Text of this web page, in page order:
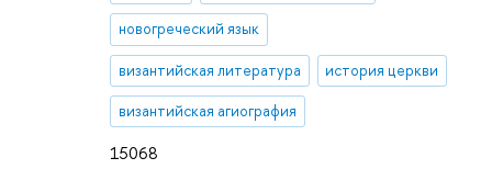
15068
новогреческий язык
византийская литература история церкви
византийская агиография